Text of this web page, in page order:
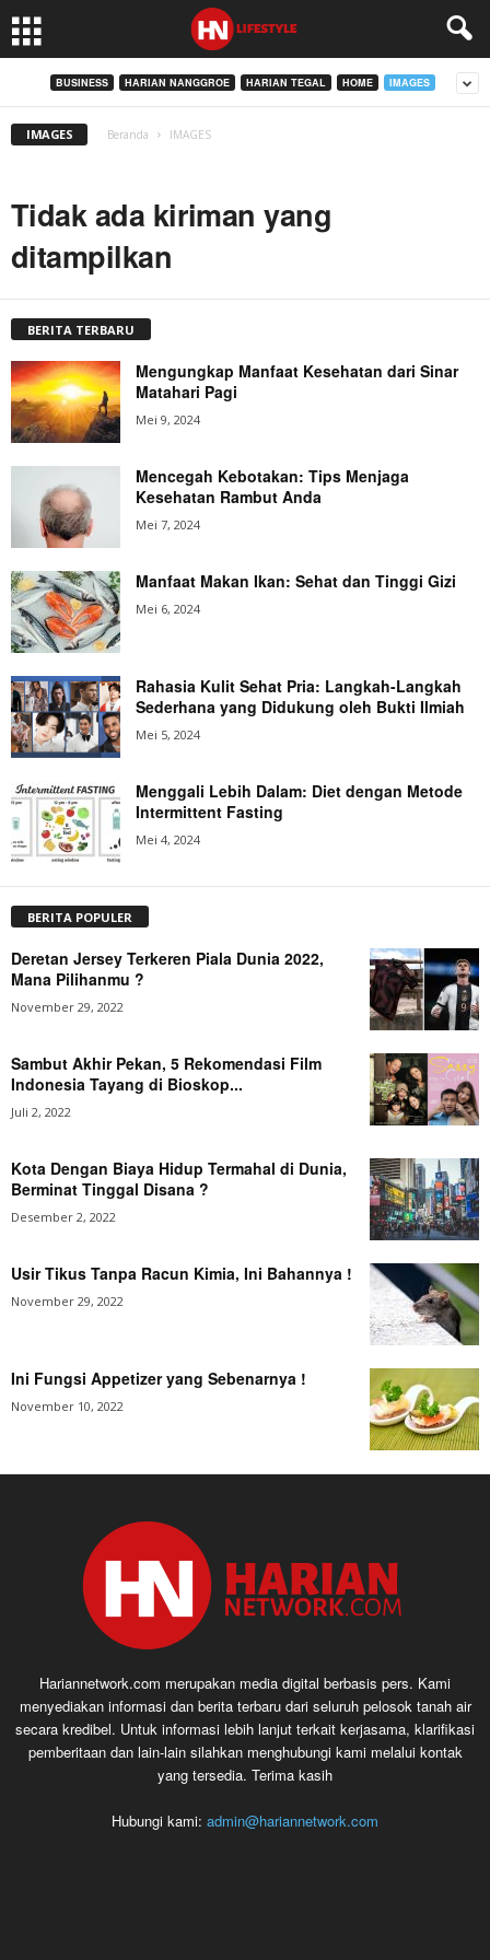
BUSINESS HARIAN NANGGROE HARIAN TEGAL HOME IMAGES
IMAGES Beranda IMAGES
Tidak ada kiriman yang
ditampilkan
BERITA TERBARU
Mengungkap Manfaat Kesehatan dari Sinar
Matahari Pagi
Mei 9, 2024
Mencegah Kebotakan: Tips Menjaga
Kesehatan Rambut Anda
Mei 7, 2024
Manfaat Makan Ikan: Sehat dan Tinggi Gizi
Mei 6, 2024
Rahasia Kulit Sehat Pria: Langkah-Langkah
Sederhana yang Didukung oleh Bukti Ilmiah
Mei 5, 2024
Menggali Lebih Dalam: Diet dengan Metode
Intermittent Fasting
Mei 4, 2024
BERITA POPULER
Deretan Jersey Terkeren Piala Dunia 2022,
Mana Pilihanmu ?
November 29, 2022
Sambut Akhir Pekan, 5 Rekomendasi Film
Indonesia Tayang di Bioskop...
Juli 2, 2022
Kota Dengan Biaya Hidup Termahal di Dunia,
Berminat Tinggal Disana ?
Desember 2, 2022
Usir Tikus Tanpa Racun Kimia, Ini Bahannya !
November 29, 2022
Ini Fungsi Appetizer yang Sebenarnya !
November 10, 2022
Hariannetwork.com merupakan media digital berbasis pers. Kami
menyediakan informasi dan berita terbaru dari seluruh pelosok tanah air
secara kredibel. Untuk informasi lebih lanjut terkait kerjasama, klarifikasi
pemberitaan dan lain-lain silahkan menghubungi kami melalui kontak
yang tersedia. Terima kasih
Hubungi kami: admin@hariannetwork.com